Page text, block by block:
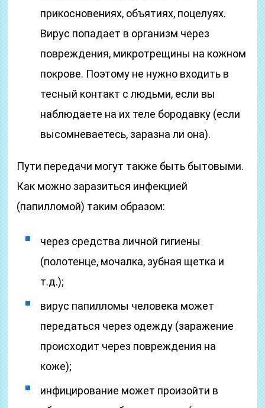
прикосновениях, объятиях, поцелуях.
Вирус попадает в организм через
повреждения, микротрещины на кожном
покрове. Поэтому не нужно входить в
тесный контакт с людьми, если вы
наблюдаете на их теле бородавку (если
высомневаетесь, заразна ли она).
Пути передачи могут также быть бытовыми.
Как можно заразиться инфекцией
(папилломой) таким образом:
через средства личной гигиены
(полотенце, мочалка, зубная щетка и
т.д.);
вирус папилломы человека может
передаться через одежду (заражение
происходит через повреждения на
коже);
инфицирование может произойти в